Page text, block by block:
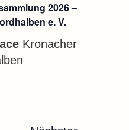
2026 –
e. V.
Kronacher